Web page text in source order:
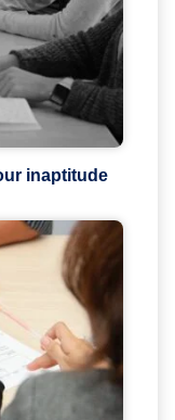
inaptitude